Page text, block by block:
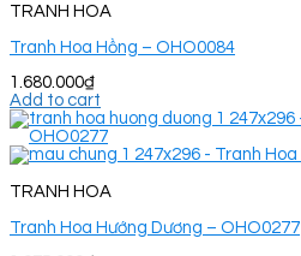
TRANH HOA
Tranh Hoa Hồng – OHO0084
1.680.000₫
Add to cart
TRANH HOA
Tranh Hoa Hướng Dương – OHO0277